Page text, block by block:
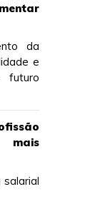
da
e
futuro